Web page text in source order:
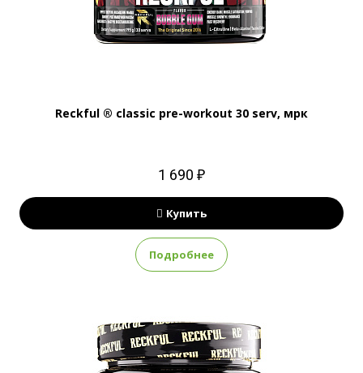
Reckful ® classic pre-workout 30 serv, мрк
1 690 ₽
Купить
Подробнее